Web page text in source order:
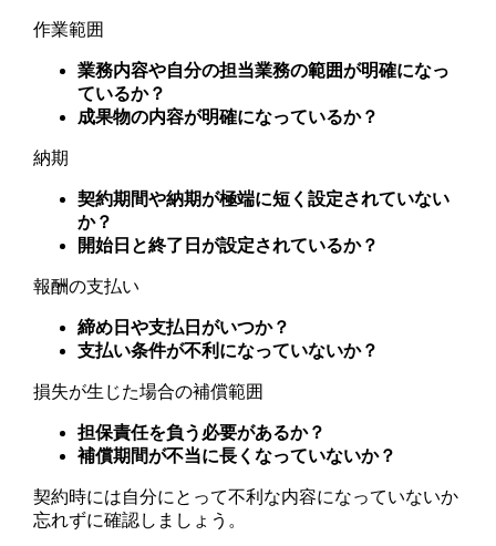
作業範囲
業務内容や自分の担当業務の範囲が明確になっ
ているか？
成果物の内容が明確になっているか？
納期
契約期間や納期が極端に短く設定されていない
か？
開始日と終了日が設定されているか？
報酬の支払い
締め日や支払日がいつか？
支払い条件が不利になっていないか？
損失が生じた場合の補償範囲
担保責任を負う必要があるか？
補償期間が不当に長くなっていないか？
契約時には自分にとって不利な内容になっていないか
忘れずに確認しましょう。